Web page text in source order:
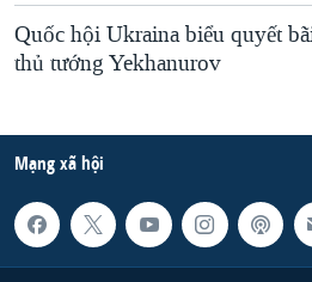
Quốc hội Ukraina biểu quyết
thủ tướng Yekhanurov
Mạng xã hội